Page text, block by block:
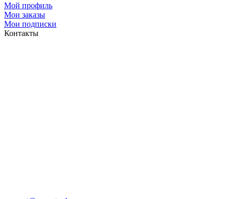
Мой профиль
Мои заказы
Мои подписки
Контакты